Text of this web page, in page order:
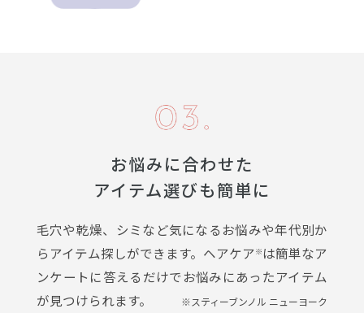
お悩みに合わせた
アイテム選びも簡単に
毛穴や乾燥、シミなど気になるお悩みや年代別か
らアイテム探しができます。ヘアケア※ は簡単なア
ンケートに答えるだけでお悩みにあったアイテム
が見つけられます。
※スティーブンノル ニューヨーク